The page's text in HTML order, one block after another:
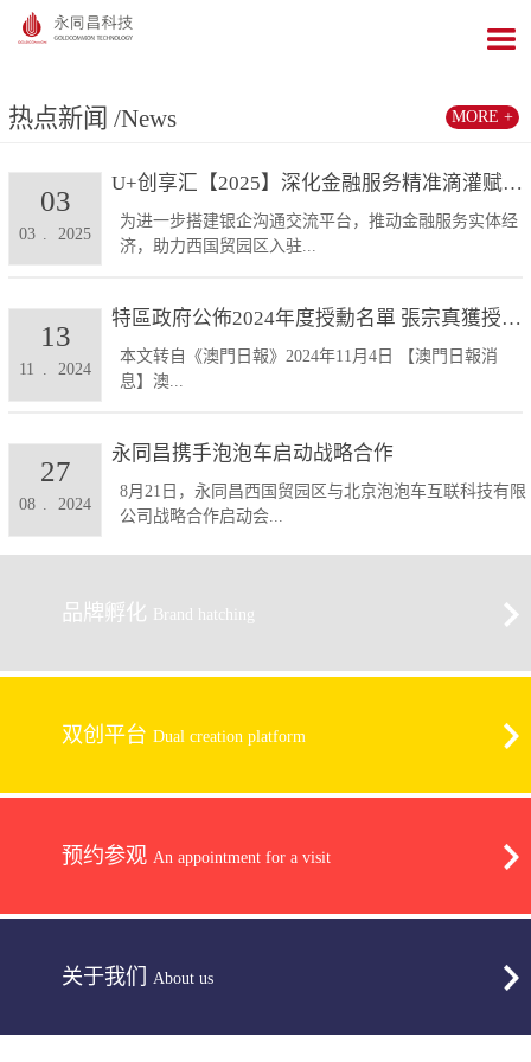
热点新闻 /News
U+创享汇【2025】深化金融服务精准滴灌赋能发展...
为进一步搭建银企沟通交流平台，推动金融服务实体经
济，助力西国贸园区入驻...
03 2025
03
特區政府公佈2024年度授勳名單 張宗真獲授予專業...
本文转自《澳門日報》2024年11月4日 【澳門日報消
息】澳...
11 2024
13
永同昌携手泡泡车启动战略合作
8月21日，永同昌西国贸园区与北京泡泡车互联科技有限
公司战略合作启动会...
08 . 2024
27
MORE +
品牌孵化 Brand hatching
双创平台 Dual creation platform
预约参观 An appointment for a visit
关于我们 About us